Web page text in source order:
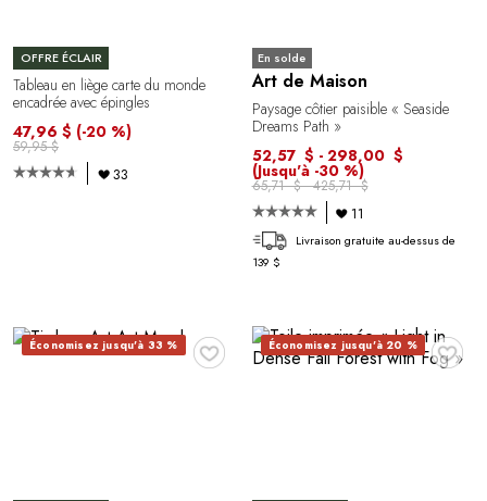
OFFRE ÉCLAIR
Tableau en liège carte du monde
encadrée avec épingles
47,96 $ (-20 %)
59,95 $
33
En solde
Art de Maison
Paysage côtier paisible « Seaside
Dreams Path »
52,57 $ - 298,00 $
(Jusqu'à -30 %)
65,71 $ - 425,71 $
11
Livraison gratuite au-dessus de
139 $
♥
Économisez jusqu'à 33 % ♥
Économisez jusqu'à 20 %